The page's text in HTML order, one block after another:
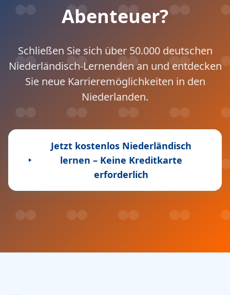
Abenteuer?
Schließen Sie sich über 50.000 deutschen
Niederländisch-Lernenden an und entdecken
Sie neue Karrieremöglichkeiten in den
Niederlanden.
Jetzt kostenlos Niederländisch
lernen – Keine Kreditkarte
erforderlich